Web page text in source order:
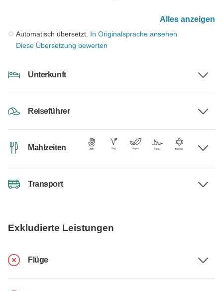
Alles anzeigen
Automatisch übersetzt. In Originalsprache ansehen
Diese Übersetzung bewerten
Unterkunft
Reiseführer
Mahlzeiten
Transport
Exkludierte Leistungen
Flüge